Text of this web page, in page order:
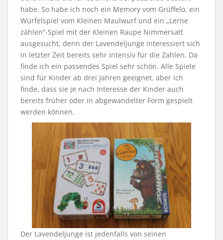
habe. So habe ich noch ein Memory vom Grüffelo, ein
Würfelspiel vom Kleinen Maulwurf und ein „Lerne
zählen“-Spiel mit der Kleinen Raupe Nimmersatt
ausgesucht, denn der Lavendeljunge interessiert sich
in letzter Zeit bereits sehr intensiv für die Zahlen. Da
finde ich ein passendes Spiel sehr schön. Alle Spiele
sind für Kinder ab drei Jahren geeignet, aber ich
finde, dass sie je nach Interesse der Kinder auch
bereits früher oder in abgewandelter Form gespielt
werden können.
Der Lavendeljunge ist jedenfalls von seinen